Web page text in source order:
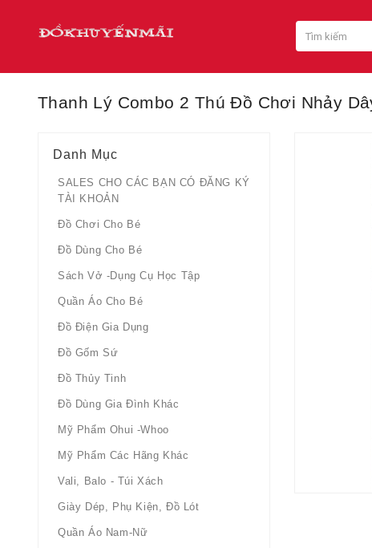
Thanh Lý Combo 2 Thú Đồ Chơi Nhảy
Danh Mục
SALES CHO CÁC BẠN CÓ ĐĂNG KÝ
TÀI KHOẢN
Đồ Chơi Cho Bé
Đồ Dùng Cho Bé
Sách Vở -dụng Cụ Học Tập
Quần Áo Cho Bé
Đồ Điện Gia Dụng
Đồ Gốm Sứ
Đồ Thủy Tinh
Đồ Dùng Gia Đình Khác
Mỹ Phẩm Ohui -whoo
Mỹ Phẩm Các Hãng Khác
Vali, Balo - Túi Xách
Giày Dép, Phụ Kiện, Đồ Lót
Quần Áo Nam-Nữ